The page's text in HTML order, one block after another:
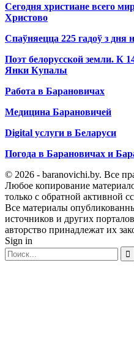
Сегодня христиане всего
Христово
Спаўняецца 225 гадоў з дня
Поэт белорусской земли. К
Янки Купалы
Работа в Барановичах
Медицина Барановичей
Digital услуги в Беларуси
Погода в Барановичах и
© 2026 - baranovichi.by. Все
Любое копирование
только с обратной активной
Все материалы
источников и других
авторство принадлежат их
Sign in